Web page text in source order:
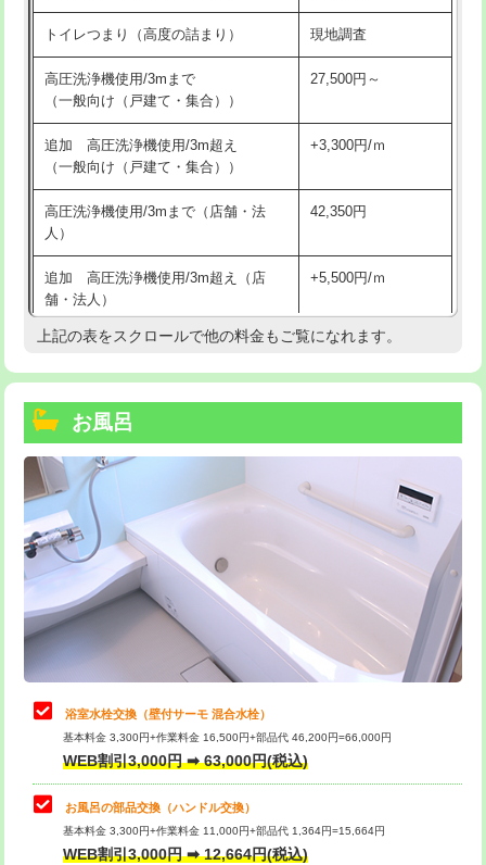
トイレつまり（高度の詰まり） 現地調査
高圧洗浄機使用/3mまで
（一般向け（戸建て・集合））
27,500円～
追加 高圧洗浄機使用/3m超え
（一般向け（戸建て・集合））
+3,300円/ｍ
高圧洗浄機使用/3mまで（店舗・法
人）
42,350円
追加 高圧洗浄機使用/3m超え（店
舗・法人）
+5,500円/ｍ
高度高圧洗浄換 現地調査
トーラー機使用/3mまで
追加トーラー機使用/3m超え
カメラ調査 33,000円
桝清掃 8,800円
止水・漏水調査・防水処理・清掃・修
理・調整・分解・加工など（軽作業）
止水・漏水調査・防水処理・清掃・修
理・調整・分解・加工など（中作業）
22,000円
止水・漏水調査・防水処理・清掃・修
理・調整・分解・加工など（重作業）
33,000円
トイレタンク脱着
トイレ便器脱着
上記の表をスクロールで他の料金もご覧になれます。
お風呂
浴室水栓交換（壁付サーモ 混合水栓）
基本料金 3,300円+作業料金 16,500円+部品代 46,200円=66,000円
WEB割引3,000円 ➡ 63,000円(税込)
お風呂の部品交換（ハンドル交換）
基本料金 3,300円+作業料金 11,000円+部品代 1,364円=15,664円
WEB割引3,000円 ➡ 12,664円(税込)